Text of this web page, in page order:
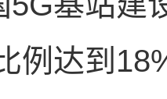
例达到